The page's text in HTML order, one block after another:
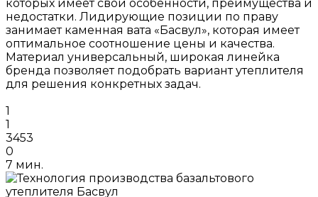
которых имеет свои особенности, преимущества и
недостатки. Лидирующие позиции по праву
занимает каменная вата «Басвул», которая имеет
оптимальное соотношение цены и качества.
Материал универсальный, широкая линейка
бренда позволяет подобрать вариант утеплителя
для решения конкретных задач.
1
1
3453
0
7 мин.